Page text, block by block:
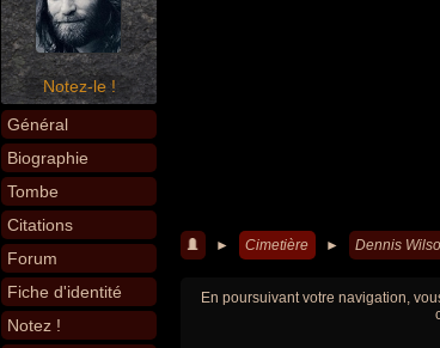
Notez-le !
Général
Biographie
Tombe
Citations
Forum
Fiche d'identité
Notez !
► Cimetière ► Dennis
En poursuivant votre navigation,